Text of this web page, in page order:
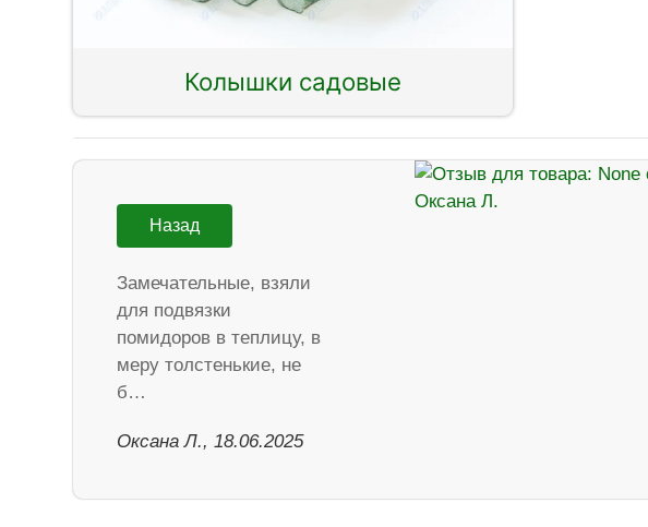
Колышки садовые
Назад
Замечательные, взяли
для подвязки
помидоров в теплицу, в
меру толстенькие, не
б…
Оксана Л., 18.06.2025